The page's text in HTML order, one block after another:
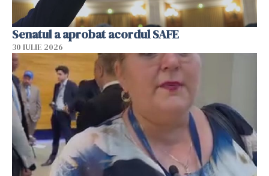
Senatul a aprobat acordul SAFE
30 IULIE 2026